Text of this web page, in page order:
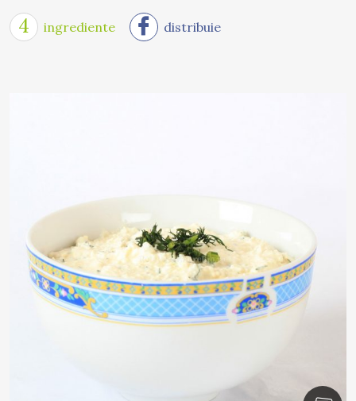
4 ingrediente distribuie